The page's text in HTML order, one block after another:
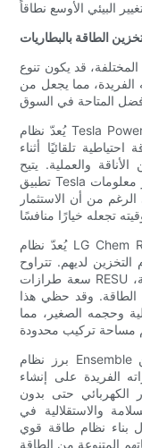
الطاقة بالبطاريات
قد يكون تنوع
الفريدة، مما يجعل من
يُعدّ نظام Tesla Powerwall خيارًا مُوصى به بشدة. بسعة تخزين تبلغ
تلقائيًا أثناء
والعملية. يتيح
تطبيق Tesla المراقبة والتحكم في الوقت الفعلي، مما يوفر معلومات
من أن الاستثمار
يُعدّ نظام LG Chem RESU منافسًا آخر، ويشتهر بتصميمه المعياري
لديهم. تتراوح
سعة طرازات RESU من 6.5 كيلوواط/ساعة إلى 16 كيلوواط/ساعة،
الطاقة. وقد حظي هذا
وحجمه الصغير، مما
برز نظام Ensemble من Enphase كنظام رائد في تقنيات الطاقة
الفريدة على إنشاء
الكهربائي حتى بدون
والاستقلالية في
بناء نظام طاقة قوي